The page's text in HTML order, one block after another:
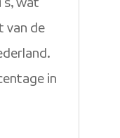
wat
van de
in